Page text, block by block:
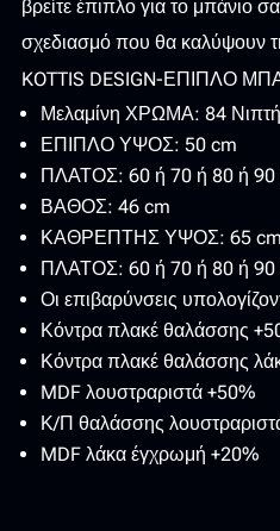
βρείτε έπιπλο για το μπάνιο
σχεδιασμό που θα καλύψουν
KOTTIS DESIGN-ΕΠΙΠΛΟ
Μελαμίνη ΧΡΩΜΑ: 84
ΕΠΙΠΛΟ ΥΨΟΣ: 50 cm
ΠΛΑΤΟΣ: 60 ή 70 ή 80 ή 90
ΒΑΘΟΣ: 46 cm
ΚΑΘΡΕΠΤΗΣ ΥΨΟΣ: 65 cm
ΠΛΑΤΟΣ: 60 ή 70 ή 80 ή 90
Οι επιβαρύνσεις
Κόντρα πλακέ θαλάσσης
Κόντρα πλακέ θαλάσσης
MDF λουστραριστά +50%
Κ/Π θαλάσσης
MDF λάκα έγχρωμή +20%